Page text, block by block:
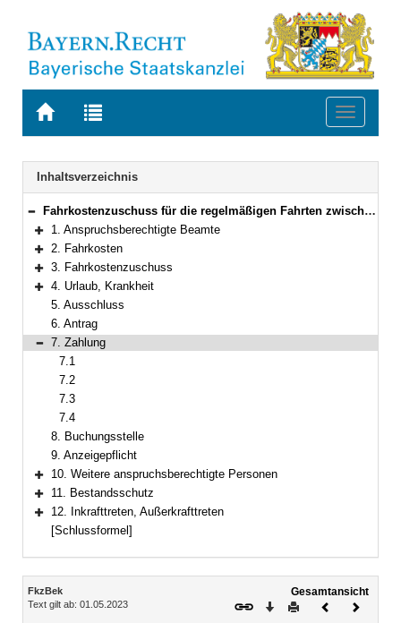
Zur
BAYERN.RECHT
Zur
letzten
Suche
Toggle
Navigation
Inhaltsverzeichnis
Bereich reduzieren
Fahrkostenzuschuss für die regelmäßigen Fahrten zwischen Wohnung und Dienststätte
Bereich erweitern
1. Anspruchsberechtigte Beamte
Bereich erweitern
2. Fahrkosten
Bereich erweitern
3. Fahrkostenzuschuss
Bereich erweitern
4. Urlaub, Krankheit
5. Ausschluss
6. Antrag
Bereich reduzieren
7. Zahlung
7.1
7.2
7.3
7.4
8. Buchungsstelle
9. Anzeigepflicht
Bereich erweitern
10. Weitere anspruchsberechtigte Personen
Bereich erweitern
11. Bestandsschutz
Bereich erweitern
12. Inkrafttreten, Außerkrafttreten
[Schlussformel]
Inhalt
FkzBek
Text gilt ab: 01.05.2023
Gesamtansicht
Download
DruckenVorheriges